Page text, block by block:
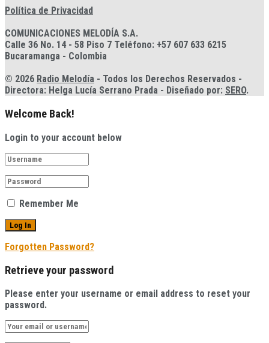
Política de Privacidad
COMUNICACIONES MELODÍA S.A.
Calle 36 No. 14 - 58 Piso 7 Teléfono: +57 607 633 6215
Bucaramanga - Colombia
© 2026 Radio Melodía - Todos los Derechos Reservados -
Directora: Helga Lucía Serrano Prada - Diseñado por: SERO.
Welcome Back!
Login to your account below
Remember Me
Forgotten Password?
Retrieve your password
Please enter your username or email address to reset your
password.